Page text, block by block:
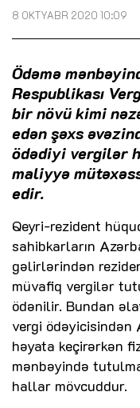
8 OKTYABR 2020 10:09
Ödəmə
Respublikası
bir növü kimi
edən şəxs
ödədiyi vergilər
maliyyə
edir.
Qeyri-rezident
sahibkarların
gəlirlərindən
müvafiq vergilər
ödənilir. Bundan
vergi ödəyicisindən
həyata keçirərkən
mənbəyində
hallar mövcuddur.